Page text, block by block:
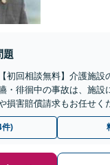
題
初回相談無料】介護施設
・徘徊中の事故は、施設
損害賠償請求もお任せく
】【関東エリア対応】
件)